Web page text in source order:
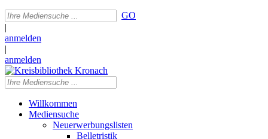
GO
|
anmelden
|
anmelden
Willkommen
Mediensuche
Neuerwerbungslisten
Belletristik